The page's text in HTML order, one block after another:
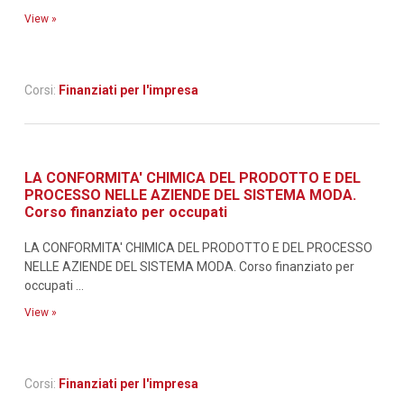
View »
Corsi: Finanziati per l'impresa
LA CONFORMITA' CHIMICA DEL PRODOTTO E DEL
PROCESSO NELLE AZIENDE DEL SISTEMA MODA.
Corso finanziato per occupati
LA CONFORMITA' CHIMICA DEL PRODOTTO E DEL PROCESSO
NELLE AZIENDE DEL SISTEMA MODA. Corso finanziato per
occupati ...
View »
Corsi: Finanziati per l'impresa